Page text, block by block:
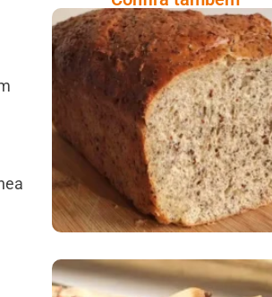
Comer Bem: Pão Low
Carb